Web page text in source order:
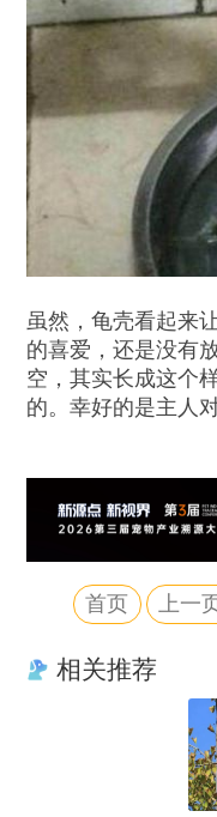
虽然，龟壳看起来
的喜爱，还是没有
空，其实长成这个
的。幸好的是主人
首页 上一
相关推荐